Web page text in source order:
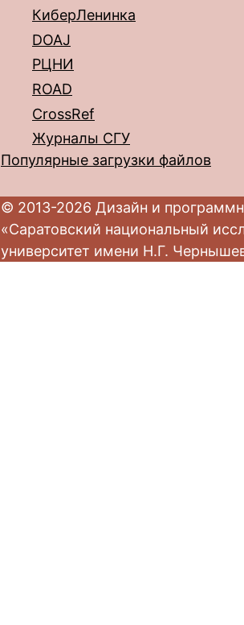
КиберЛенинка
DOAJ
РЦНИ
ROAD
CrossRef
Журналы СГУ
Популярные загрузки файлов
© 2013-2026 Дизайн и
«Саратовский национальный
университет имени Н.Г.